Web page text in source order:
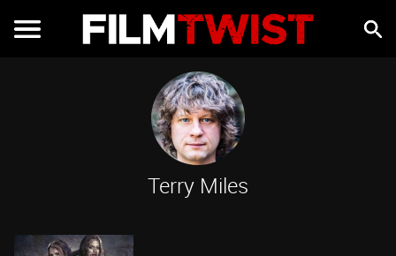
Terry Miles